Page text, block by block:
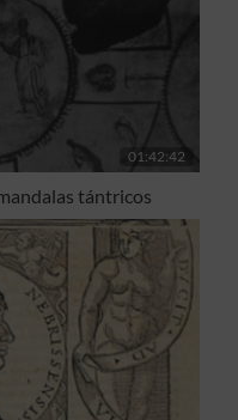
01:42:42
tántricos